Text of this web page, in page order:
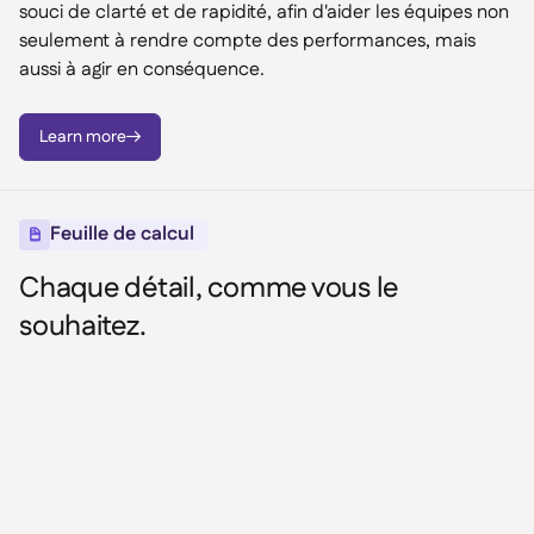
souci de clarté et de rapidité, afin d'aider les équipes non
seulement à rendre compte des performances, mais
aussi à agir en conséquence.
Learn more
 Feuille de calcul
Chaque détail, comme vous le
souhaitez.